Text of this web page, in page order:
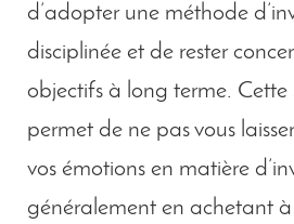
d’adopter une méthode
disciplinée et de rester
objectifs à long terme. Cette
permet de ne pas vous
vos émotions en matière
généralement en achetant